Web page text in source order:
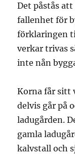
Det påstås
fallenhet för
förklaringen
verkar trivas
inte nån
Korna får sitt
delvis går på
ladugården.
gamla
kalvstall och